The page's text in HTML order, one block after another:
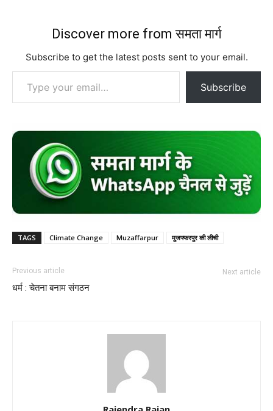
Discover more from समता मार्ग
Subscribe to get the latest posts sent to your email.
Type your email…
Subscribe
TAGS Climate Change Muzaffarpur मुजफ्फरपुर की लीची
Previous article
धर्म : चेतना बनाम संगठन
Next article